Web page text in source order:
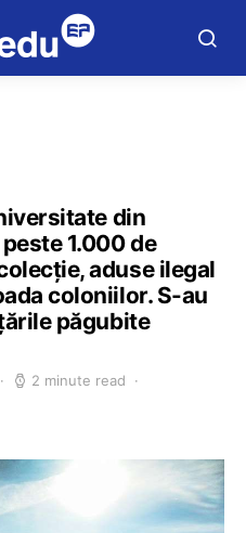
din
1.000 de
aduse ilegal
coloniilor. S-au
păgubite
2 minute read